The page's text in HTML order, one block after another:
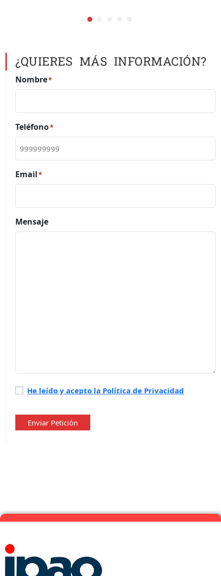
¿QUIERES MÁS INFORMACIÓN?
Nombre*
Teléfono*
Email*
Mensaje
Política
privacidad*
He leído y acepto la Política de Privacidad
Enviar Petición